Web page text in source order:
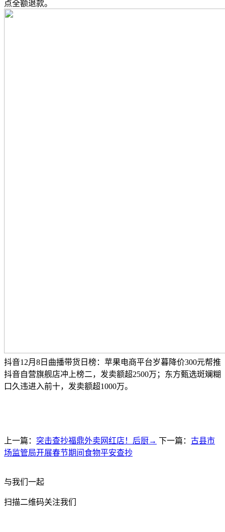
点全额退款。
抖音12月8日曲播带货日榜：苹果电商平台岁暮降价300元帮推
抖音自营旗舰店冲上榜二，发卖额超2500万；东方甄选斑斓糊
口久违进入前十，发卖额超1000万。
上一篇： 突击查抄福鼎外卖网红店！后厨→ 下一篇： 古县市
场监管局开展春节期间食物平安查抄
与我们一起
扫描二维码关注我们